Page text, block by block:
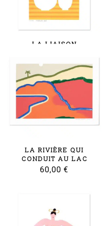
LA LIAISON
prix
initial
était :
18,00 €.
prix
actuel
12,00 €.
LA RIVIÈRE QUI
CONDUIT AU LAC
60,00 €